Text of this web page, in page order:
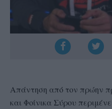
Απάντηση από τον πρώην
και Φοίνικα Σύρου